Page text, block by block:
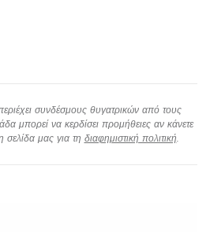
συνδέσμους θυγατρικών από τους
μπορεί να κερδίσει προμήθειες αν κάνετε
σελίδα μας για τη διαφημιστική πολιτική.